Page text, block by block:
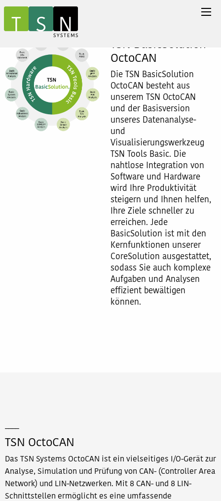
TSN BasicSolution
OctoCAN
Die TSN BasicSolution
OctoCAN besteht aus
unserem TSN OctoCAN
und der Basisversion
unseres Datenanalyse-
und
Visualisierungswerkzeug
TSN Tools Basic. Die
nahtlose Integration von
Software und Hardware
wird Ihre Produktivität
steigern und Ihnen helfen,
Ihre Ziele schneller zu
erreichen. Jede
BasicSolution ist mit den
Kernfunktionen unserer
CoreSolution ausgestattet,
sodass Sie auch komplexe
Aufgaben und Analysen
effizient bewältigen
können.
TSN OctoCAN
Das TSN Systems OctoCAN ist ein vielseitiges I/O-Gerät zur
Analyse, Simulation und Prüfung von CAN- (Controller Area
Network) und LIN-Netzwerken. Mit 8 CAN- und 8 LIN-
Schnittstellen ermöglicht es eine umfassende